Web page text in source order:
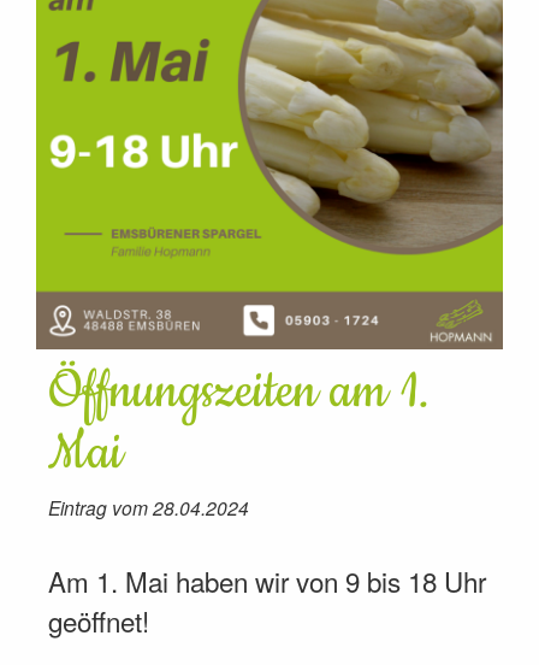
Öffnungszeiten am 1.
Mai
Eintrag vom 28.04.2024
Am 1. Mai haben wir von 9 bis 18 Uhr
geöffnet!